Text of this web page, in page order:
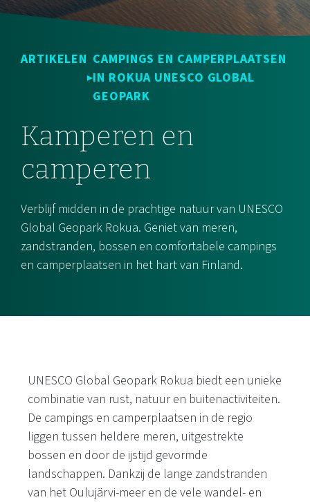
ARTIKELEN CAMPINGS EN CAMPERPLAATSEN
IN ROKUA UNESCO GLOBAL
GEOPARK
Kamperen en
camperen
Verblijf midden in de prachtige natuur van UNESCO
Global Geopark Rokua. Geniet van meren,
zandstranden, bossen en comfortabele campings
en camperplaatsen in het hart van Finland.
UNESCO Global Geopark Rokua biedt een unieke
combinatie van rust, natuur en buitenactiviteiten.
De campings en camperplaatsen in de regio
liggen tussen heldere meren, uitgestrekte
bossen en door de ijstijd gevormde
landschappen. Dankzij de lange zandstranden
van het Oulujärvi-meer en de vele wandel- en